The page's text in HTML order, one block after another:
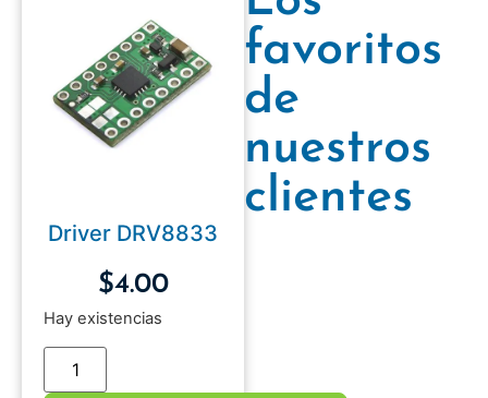
Driver DRV8833
$4.00
Hay existencias
favoritos
de
nuestros
clientes